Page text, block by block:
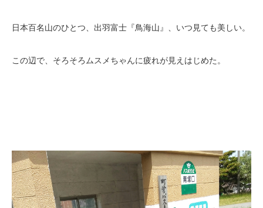
日本百名山のひとつ、出羽富士『鳥海山』、いつ見ても美しい。
この辺で、そろそろムスメちゃんに疲れが見えはじめた。